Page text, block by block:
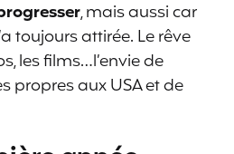
, mais aussi car
toujours attirée. Le rêve
les films…l’envie de
propres aux USA et de